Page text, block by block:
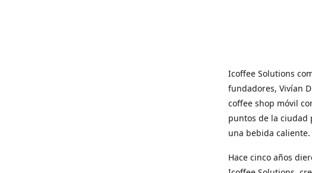
Icoffee Solutions
fundadores, Vivían
coffee shop móvil
puntos de la ciudad
una bebida caliente.
Hace cinco años